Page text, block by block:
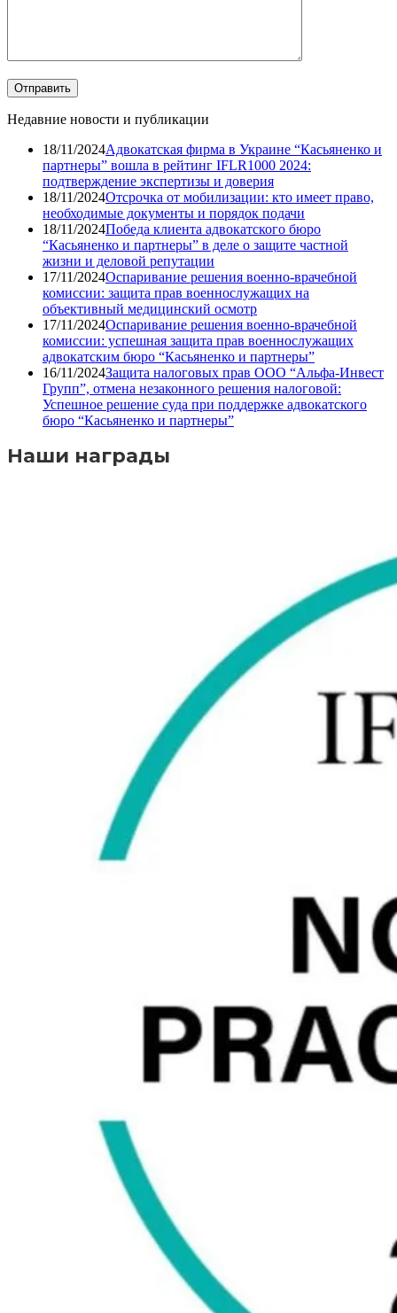
Недавние новости и публикации
18/11/2024Адвокатская фирма в Украине “Касьяненко и
партнеры” вошла в рейтинг IFLR1000 2024:
подтверждение экспертизы и доверия
18/11/2024Отсрочка от мобилизации: кто имеет право,
необходимые документы и порядок подачи
18/11/2024Победа клиента адвокатского бюро
“Касьяненко и партнеры” в деле о защите частной
жизни и деловой репутации
17/11/2024Оспаривание решения военно-врачебной
комиссии: защита прав военнослужащих на
объективный медицинский осмотр
17/11/2024Оспаривание решения военно-врачебной
комиссии: успешная защита прав военнослужащих
адвокатским бюро “Касьяненко и партнеры”
16/11/2024Защита налоговых прав ООО “Альфа-Инвест
Групп”, отмена незаконного решения налоговой:
Успешное решение суда при поддержке адвокатского
бюро “Касьяненко и партнеры”
Наши награды